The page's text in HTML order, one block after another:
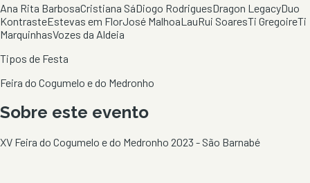
Ana Rita BarbosaCristiana SáDiogo RodriguesDragon LegacyDuo
KontrasteEstevas em FlorJosé MalhoaLauRui SoaresTi GregoireTi
MarquinhasVozes da Aldeia
Tipos de Festa
Feira do Cogumelo e do Medronho
Sobre este evento
XV Feira do Cogumelo e do Medronho 2023 - São Barnabé